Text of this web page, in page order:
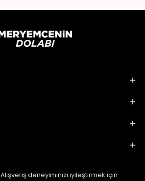
Alışveriş deneyiminizi iyileştirmek için